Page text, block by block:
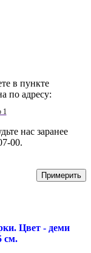
в пункте
по адресу:
1
нас заранее
00.
. Цвет - деми
см.